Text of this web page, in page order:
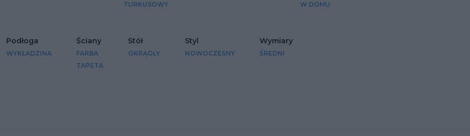
TURKUSOWY
W DOMU
Podłoga
WYKŁADZINA
Ściany
FARBA
TAPETA
Stół
OKRĄGŁY
Styl
NOWOCZESNY
Wymiary
ŚREDNI